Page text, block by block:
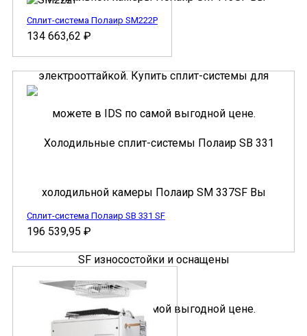
Сплит-система Полаир SM222P
134 663,62 ₽
Сплит-система Полаир SB 331 SF
196 539,95 ₽